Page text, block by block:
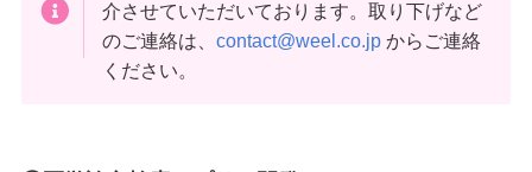
介させていただいております。取り下げなど
のご連絡は、 contact@weel.co.jpからご連絡
ください。